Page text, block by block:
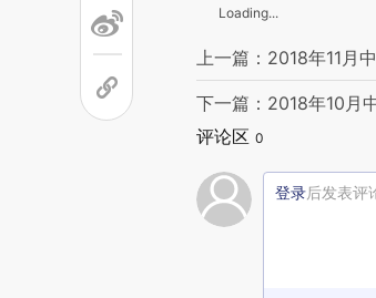
Loading...
上一篇：2018年11月
下一篇：2018年10月
评论区 0
登录后发表评